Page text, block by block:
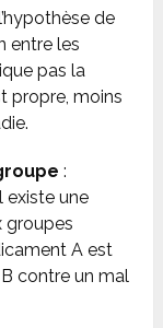
de
entre les
pas la
propre, moins
:
existe une
groupes
A est
contre un mal